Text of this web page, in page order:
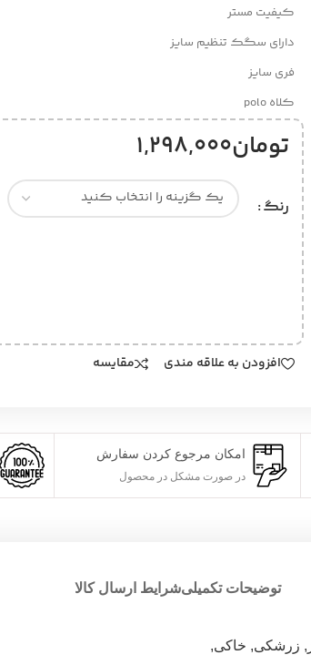
کیفیت مستر
دارای سگک تنظیم سایز
فری سایز
کلاه polo
تومان1,298,000
رنگ
افزودن به علاقه مندی مقایسه
امکان مرجوع کردن سفارش
در صورت مشکل در محصول
توضیحات تکمیلیشرایط ارسال کالا
, زرشکی, خاکی,